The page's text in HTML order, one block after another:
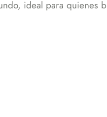
ideal para quienes